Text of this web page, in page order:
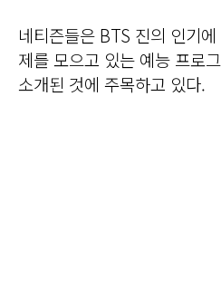
네티즌들은 BTS 진의 인기
제를 모으고 있는 예능 프로
소개된 것에 주목하고 있다.